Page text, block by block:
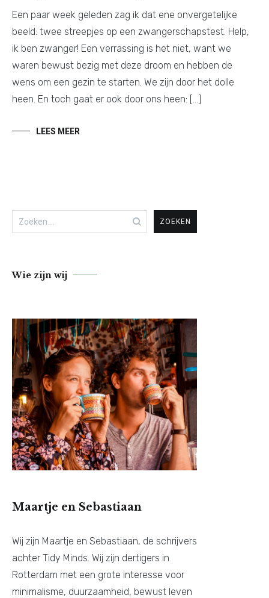
Een paar week geleden zag ik dat ene onvergetelijke
beeld: twee streepjes op een zwangerschapstest. Help,
ik ben zwanger! Een verrassing is het niet, want we
waren bewust bezig met deze droom en hebben de
wens om een gezin te starten. We zijn door het dolle
heen. En toch gaat er ook door ons heen: […]
LEES MEER
Zoeken
naar:
Wie zijn wij
Maartje en Sebastiaan
Wij zijn Maartje en Sebastiaan, de schrijvers
achter Tidy Minds. Wij zijn dertigers in
Rotterdam met een grote interesse voor
minimalisme, duurzaamheid, bewust leven